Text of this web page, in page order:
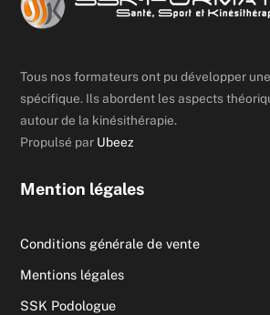
Tous nos formateurs ont pu développer
spécifique. Ils abordent les aspects
autour de la kinésithérapie.
Propulsé par Ubeez
Mention légales
Conditions générale de vente
Mentions légales
SSK Podologue